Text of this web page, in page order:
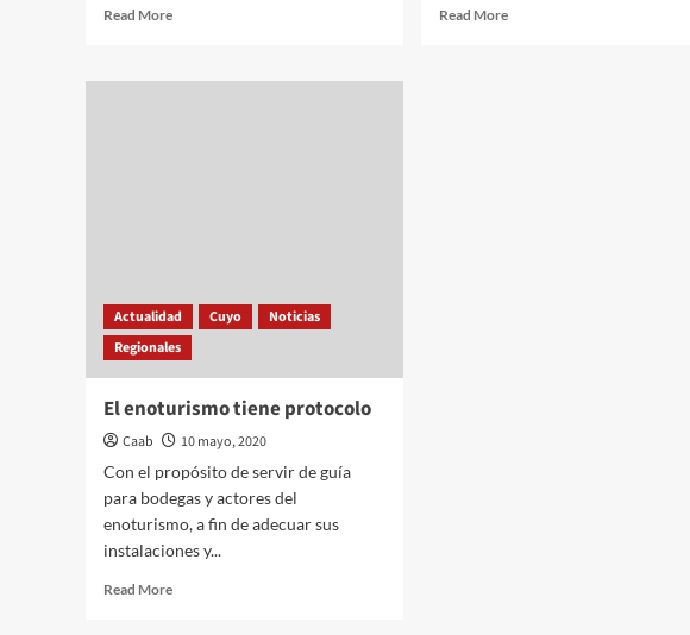
Read MoreRead
El
impuestos
Read MoreRead
Actualidad Cuyo
Noticias
Regionales
El enoturismo tiene protocolo
Caab
10 mayo, 2020
Con el propósito de servir de guía
para bodegas y actores del
enoturismo, a fin de adecuar sus
instalaciones y...
Read MoreRead